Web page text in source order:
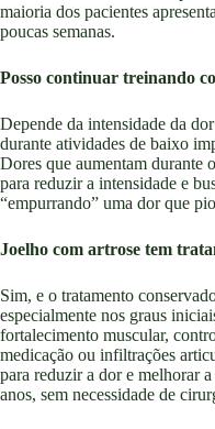
maioria dos pacientes
poucas semanas.
Posso continuar treinando
Depende da intensidade da
durante atividades de baixo
Dores que aumentam durante
para reduzir a intensidade e
“empurrando” uma dor que
Joelho com artrose tem
Sim, e o tratamento
especialmente nos graus
fortalecimento muscular,
medicação ou infiltrações
para reduzir a dor e melhorar
anos, sem necessidade de